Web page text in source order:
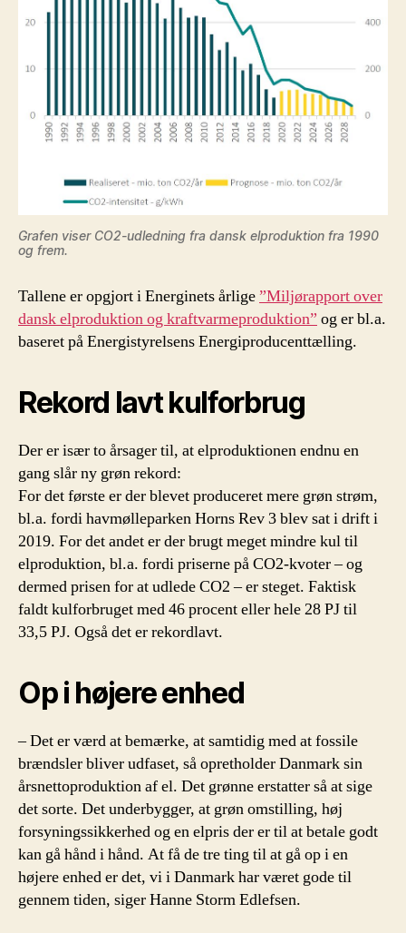
Grafen viser CO2-udledning fra dansk elproduktion fra 1990
og frem.
Tallene er opgjort i Energinets årlige”Miljørapport over
dansk elproduktion og kraftvarmeproduktion” og er bl.a.
baseret på Energistyrelsens Energiproducenttælling.
Rekord lavt kulforbrug
Der er især to årsager til, at elproduktionen endnu en
gang slår ny grøn rekord:
For det første er der blevet produceret mere grøn strøm,
bl.a. fordi havmølleparken Horns Rev 3 blev sat i drift i
2019. For det andet er der brugt meget mindre kul til
elproduktion, bl.a. fordi priserne på CO2-kvoter – og
dermed prisen for at udlede CO2 – er steget. Faktisk
faldt kulforbruget med 46 procent eller hele 28 PJ til
33,5 PJ. Også det er rekordlavt.
Op i højere enhed
– Det er værd at bemærke, at samtidig med at fossile
brændsler bliver udfaset, så opretholder Danmark sin
årsnettoproduktion af el. Det grønne erstatter så at sige
det sorte. Det underbygger, at grøn omstilling, høj
forsyningssikkerhed og en elpris der er til at betale godt
kan gå hånd i hånd. At få de tre ting til at gå op i en
højere enhed er det, vi i Danmark har været gode til
gennem tiden, siger Hanne Storm Edlefsen.